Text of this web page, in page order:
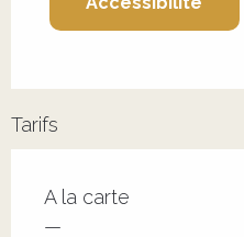
Tarifs
Tarifs 2026
A la carte
—